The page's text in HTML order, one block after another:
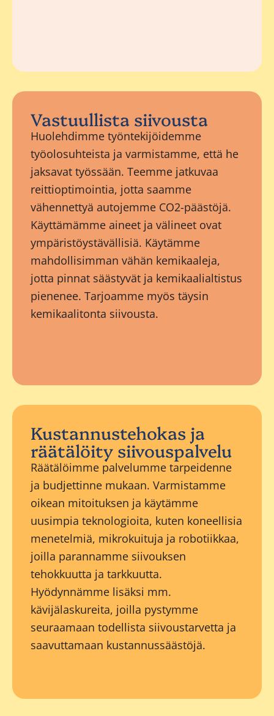
Vastuullista siivousta
Huolehdimme työntekijöidemme
työolosuhteista ja varmistamme, että he
jaksavat työssään. Teemme jatkuvaa
reittioptimointia, jotta saamme
vähennettyä autojemme CO2-päästöjä.
Käyttämämme aineet ja välineet ovat
ympäristöystävällisiä. Käytämme
mahdollisimman vähän kemikaaleja,
jotta pinnat säästyvät ja kemikaalialtistus
pienenee. Tarjoamme myös täysin
kemikaalitonta siivousta.
Kustannustehokas ja
räätälöity siivouspalvelu
Räätälöimme palvelumme tarpeidenne
ja budjettinne mukaan. Varmistamme
oikean mitoituksen ja käytämme
uusimpia teknologioita, kuten koneellisia
menetelmiä, mikrokuituja ja robotiikkaa,
joilla parannamme siivouksen
tehokkuutta ja tarkkuutta.
Hyödynnämme lisäksi mm.
kävijälaskureita, joilla pystymme
seuraamaan todellista siivoustarvetta ja
saavuttamaan kustannussäästöjä.